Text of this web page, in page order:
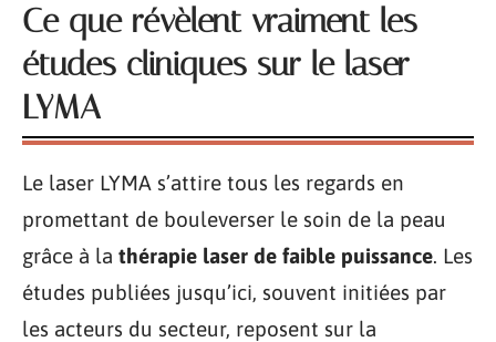
Ce que révèlent vraiment les
études cliniques sur le laser
LYMA
Le laser LYMA s’attire tous les regards en
promettant de bouleverser le soin de la peau
grâce à la thérapie laser de faible puissance. Les
études publiées jusqu’ici, souvent initiées par
les acteurs du secteur, reposent sur la